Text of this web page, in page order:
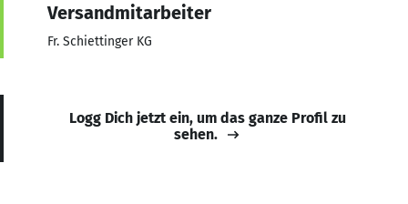
Versandmitarbeiter
Fr. Schiettinger KG
Logg Dich jetzt ein, um das ganze Profil zu
sehen.